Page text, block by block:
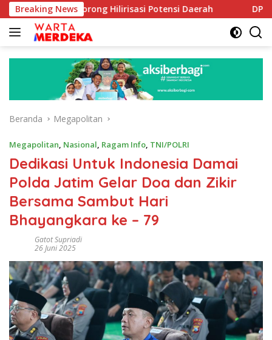
Langsung
ke
konten
Breaking News
Dorong Hilirisasi Potensi Daerah DPR Dorong
Beranda Megapolitan
Megapolitan, Nasional, Ragam Info, TNI/POLRI
Dedikasi Untuk Indonesia Damai
Polda Jatim Gelar Doa dan Zikir
Bersama Sambut Hari
Bhayangkara ke – 79
Gatot Supriadi
26 Juni 2025